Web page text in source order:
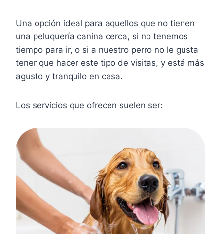
Una opción ideal para aquellos que no tienen
una peluquería canina cerca, si no tenemos
tiempo para ir, o si a nuestro perro no le gusta
tener que hacer este tipo de visitas, y está más
agusto y tranquilo en casa.
Los servicios que ofrecen suelen ser: